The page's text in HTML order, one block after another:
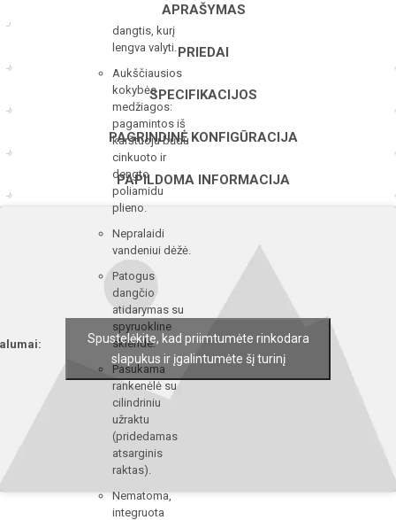
APRAŠYMAS
PRIEDAI
SPECIFIKACIJOS
PAGRINDINĖ KONFIGŪRACIJA
PAPILDOMA INFORMACIJA
plokščias
dangtis, kurį
lengva valyti.
Aukščiausios
kokybės
medžiagos:
pagamintos iš
karštuoju būdu
cinkuoto ir
dengto
poliamidu
plieno.
Nepralaidi
vandeniui dėžė.
Patogus
dangčio
atidarymas su
spyruokline
sklende.
Pasukama
rankenėlė su
cilindriniu
užraktu
(pridedamas
atsarginis
raktas).
Nematoma,
integruota
Spustelėkite, kad priimtumėte rinkodara
slapukus ir įgalintumėte šį turinį